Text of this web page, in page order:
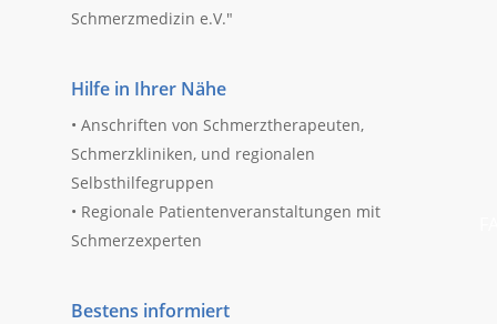
Schmerzmedizin e.V."
Hilfe in Ihrer Nähe
• Anschriften von Schmerztherapeuten,
Schmerzkliniken, und regionalen
Selbsthilfegruppen
• Regionale Patientenveranstaltungen mit
Schmerzexperten
Bestens informiert